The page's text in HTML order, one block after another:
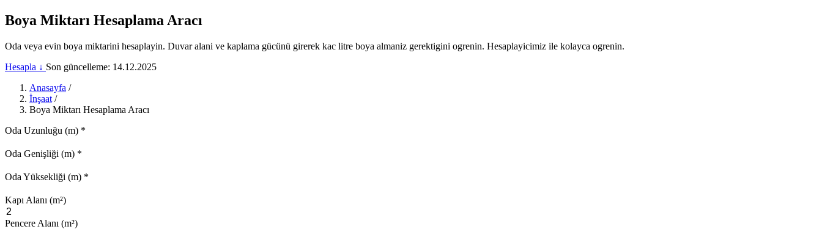
Boya Miktarı Hesaplama Aracı
Oda veya evin boya miktarini hesaplayin. Duvar alani ve kaplama gücünü girerek kac litre boya almaniz gerektigini ogrenin. Hesaplayicimiz ile kolayca ogrenin.
Hesapla ↓ Son güncelleme: 14.12.2025
Anasayfa /
İnşaat /
Boya Miktarı Hesaplama Aracı
Oda Uzunluğu (m) *
Oda Genişliği (m) *
Oda Yüksekliği (m) *
Kapı Alanı (m²)
Pencere Alanı (m²)